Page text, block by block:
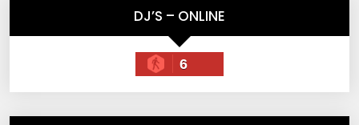
DJ’S – ONLINE
6